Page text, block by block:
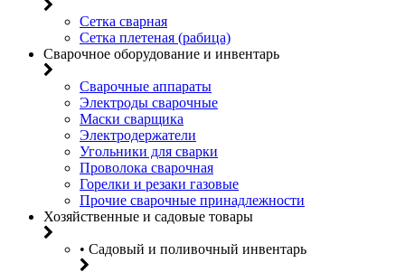
Сетка сварная
Сетка плетеная (рабица)
Сварочное оборудование и инвентарь
Сварочные аппараты
Электроды сварочные
Маски сварщика
Электродержатели
Угольники для сварки
Проволока сварочная
Горелки и резаки газовые
Прочие сварочные принадлежности
Хозяйственные и садовые товары
• Садовый и поливочный инвентарь